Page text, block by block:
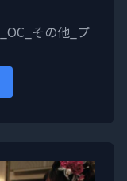
その他_プ